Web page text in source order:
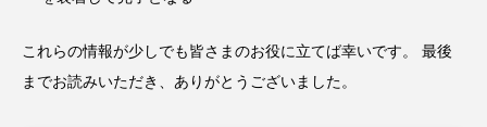
これらの情報が少しでも皆さまのお役に立てば幸いです。 最後
までお読みいただき、ありがとうございました。